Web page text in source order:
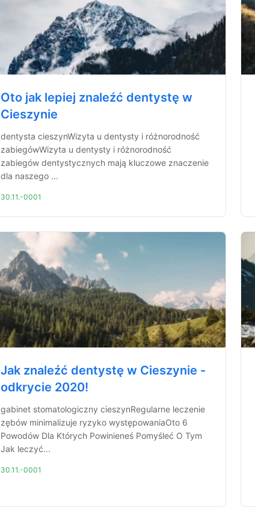
Oto jak lepiej znaleźć dentystę w
Cieszynie
dentysta cieszynWizyta u dentysty i różnorodność
zabiegówWizyta u dentysty i różnorodność
zabiegów dentystycznych mają kluczowe znaczenie
dla naszego ...
30.11.-0001
Jak znaleźć dentystę w Cieszynie -
odkrycie 2020!
gabinet stomatologiczny cieszynRegularne leczenie
zębów minimalizuje ryzyko występowaniaOto 6
Powodów Dla Których Powinieneś Pomyśleć O Tym
Jak leczyć...
30.11.-0001